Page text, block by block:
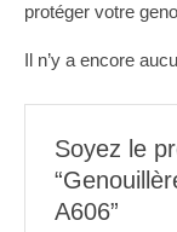
protéger votre
Il n’y a encore
Soyez le
A606”